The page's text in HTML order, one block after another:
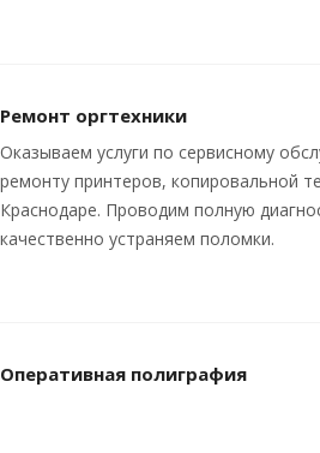
Ремонт оргтехники
Оказываем услуги по сервисному
ремонту принтеров, копировальной
Краснодаре. Проводим полную
качественно устраняем поломки.
Оперативная полиграфия